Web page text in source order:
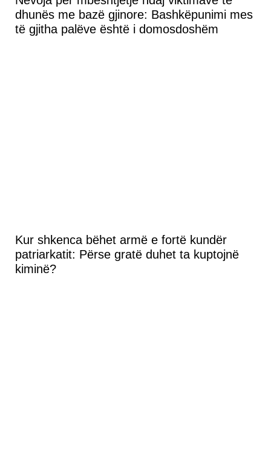
dhunës me bazë gjinore: Bashkëpunimi mes
të gjitha palëve është i domosdoshëm
Kur shkenca bëhet armë e fortë kundër
patriarkatit: Përse gratë duhet ta kuptojnë
kiminë?